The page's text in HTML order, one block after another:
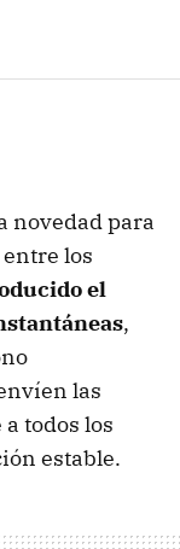
novedad para
los
el
,
las
todos los
estable.